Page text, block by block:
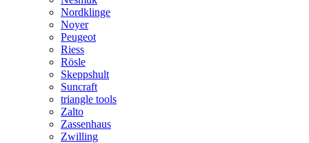
Nordklinge
Noyer
Peugeot
Riess
Rösle
Skeppshult
Suncraft
triangle tools
Zalto
Zassenhaus
Zwilling